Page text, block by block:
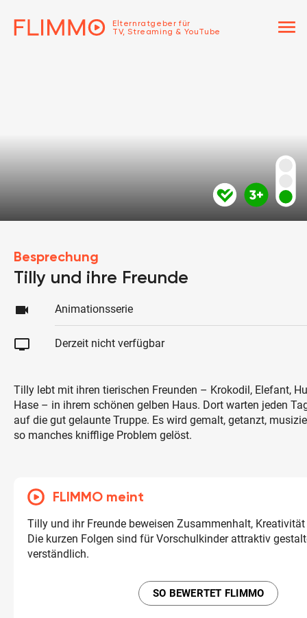
Elternratgeber für
TV, Streaming & YouTube
menu
Besprechung
Tilly und ihre Freunde
videocam Animationsserie
tv Derzeit nicht verfügbar
Tilly lebt mit ihren tierischen Freunden – Krokodil, Elefant,
Hase – in ihrem schönen gelben Haus. Dort warten jeden
auf die gut gelaunte Truppe. Es wird gemalt, getanzt,
so manches knifflige Problem gelöst.
FLIMMO meint
Tilly und ihr Freunde beweisen Zusammenhalt,
Die kurzen Folgen sind für Vorschulkinder attraktiv
verständlich.
SO BEWERTET FLIMMO